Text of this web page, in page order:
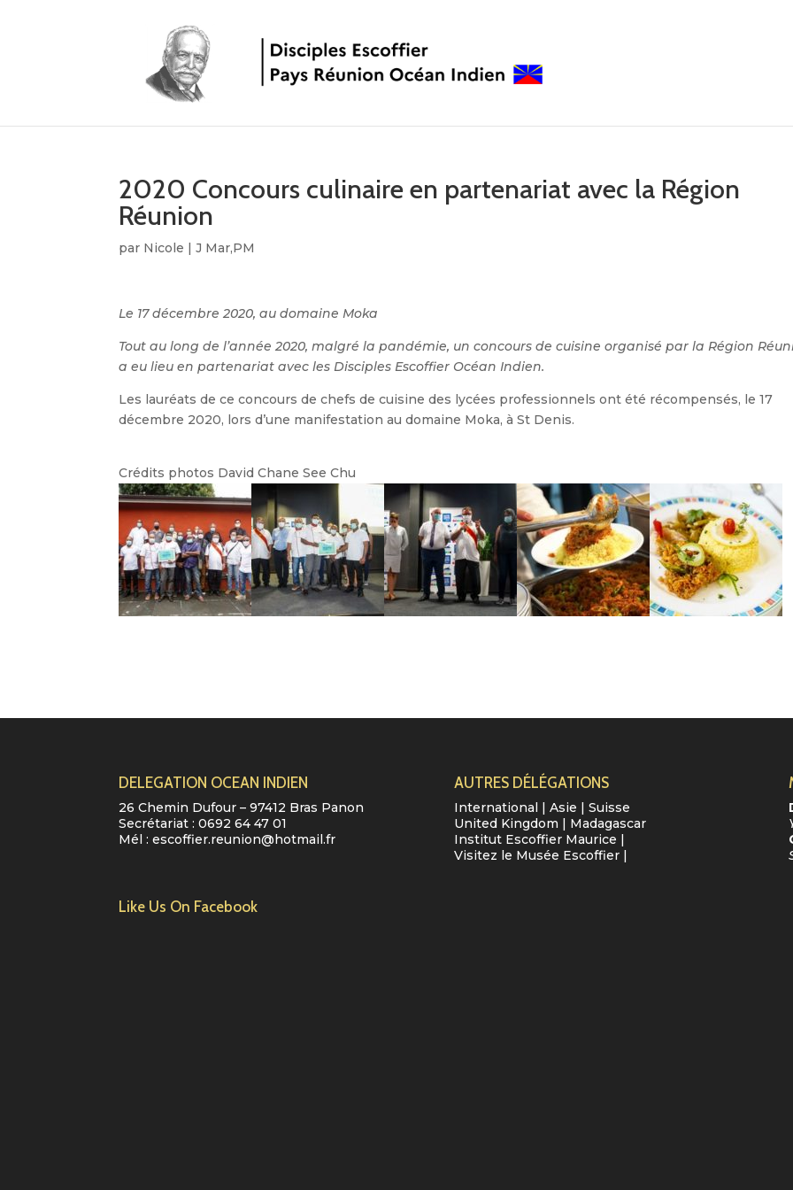
2020 Concours culinaire en partenariat avec la Région
Réunion
par Nicole |J Mar,PM
Le 17 décembre 2020, au domaine Moka
Tout au long de l’année 2020, malgré la pandémie, un concours de cuisine organisé par la Région
a eu lieu en partenariat avec les Disciples Escoffier Océan Indien.
Les lauréats de ce concours de chefs de cuisine des lycées professionnels ont été récompensés, le 17
décembre 2020, lors d’une manifestation au domaine Moka, à St Denis.
Crédits photos David Chane See Chu
DELEGATION OCEAN INDIEN
26 Chemin Dufour – 97412 Bras Panon
Secrétariat :0692 64 47 01
Mél :escoffier.reunion@hotmail.fr
Like Us On Facebook
AUTRES DÉLÉGATIONS
International | Asie | Suisse
United Kingdom | Madagascar
Institut Escoffier Maurice |
Visitez le Musée Escoffier|